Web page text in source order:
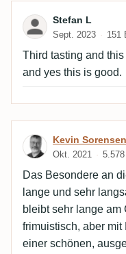
Bewertung von
Stefan L
Sept. 2023 151
Third tasting and
and yes this is good.
Bewertung
Kevin
Okt. 2021
Das Besondere an
lange und sehr
bleibt sehr lange am
frimuistisch, aber mit
einer schönen,